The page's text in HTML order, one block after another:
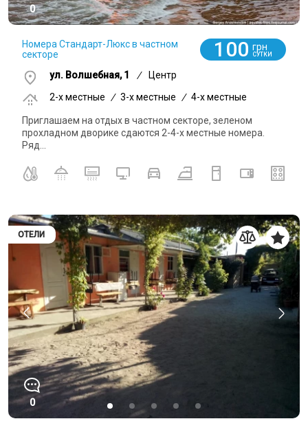
0
Номера Стандарт-Люкс в частном
секторе
100 грн
СУТКИ
ул. Волшебная, 1 /
Центр
2-x местные
/ 3-x местные / 4-x местные
Приглашаем на отдых в частном секторе, зеленом
прохладном дворике сдаются 2-4-х местные номера.
Ряд...
ОТЕЛИ
0